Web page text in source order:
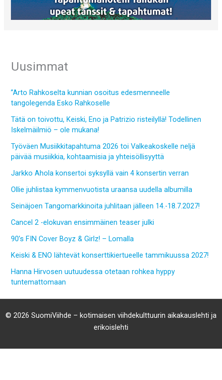
Uusimmat
”Arto Rahkoselta kunnian osoitus edesmenneelle
tangolegenda Esko Rahkoselle
Tätä on toivottu, Keiski, Eno ja Patrizio risteilyllä! Todellinen
Iskelmäilmiö – ole mukana!
Työväen Musiikkitapahtuma 2026 toi Valkeakoskelle neljä
päivää musiikkia, kohtaamisia ja yhteisöllisyyttä
Jarkko Ahola konsertoi syksyllä vain 4 konsertin verran
Ollie juhlistaa kymmenvuotista uraansa uudella albumilla
Seinäjoen Tangomarkkinoita juhlitaan jälleen 14.-18.7.2027!
Cancel 2 -elokuvan ensimmäinen teaser julki
90’s FIN Cover Boyz & Girlz! – Lomalla
Keiski & ENO lähtevät konserttikiertueelle tammikuussa 2027!
Hanna Hirvosen uutuudessa otetaan rohkea hyppy
tuntemattomaan
© 2026 SuomiViihde – kotimaisen viihdekulttuurin aikakauslehti ja
erikoislehti